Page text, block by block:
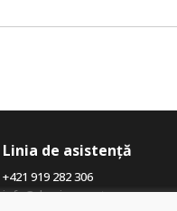
Linia de asistență
+421 919 282 306
info@domivosport.ro